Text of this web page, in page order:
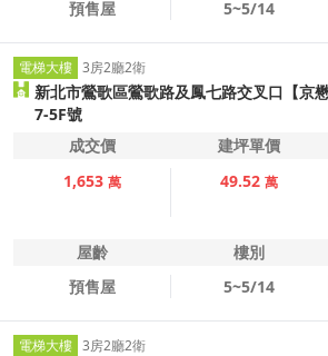
預售屋
5~5/14
電梯大樓 3房2廳2衛
新北市鶯歌區鶯歌路及鳳七路交叉口【京
7-5F號
成交價 建坪單價
1,653 萬 49.52 萬
屋齡 樓別
預售屋
5~5/14
電梯大樓 3房2廳2衛